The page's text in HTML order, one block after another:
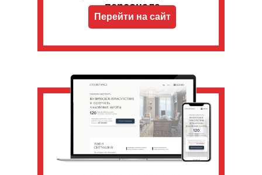
персонала
Перейти на сайт